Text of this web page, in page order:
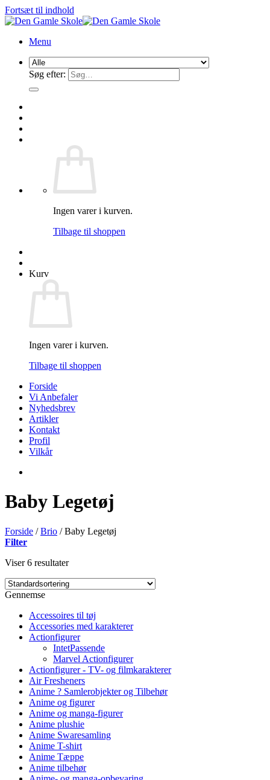
Fortsæt til indhold
Menu
Søg efter:
Ingen varer i kurven.
Tilbage til shoppen
Kurv
Ingen varer i kurven.
Tilbage til shoppen
Forside
Vi Anbefaler
Nyhedsbrev
Artikler
Kontakt
Profil
Vilkår
Baby Legetøj
Forside / Brio /Baby Legetøj
Filter
Viser 6 resultater
Gennemse
Accessoires til tøj
Accessories med karakterer
Actionfigurer
IntetPassende
Marvel Actionfigurer
Actionfigurer - TV- og filmkarakterer
Air Fresheners
Anime ? Samlerobjekter og Tilbehør
Anime og figurer
Anime og manga-figurer
Anime plushie
Anime Swaresamling
Anime T-shirt
Anime Tæppe
Anime tilbehør